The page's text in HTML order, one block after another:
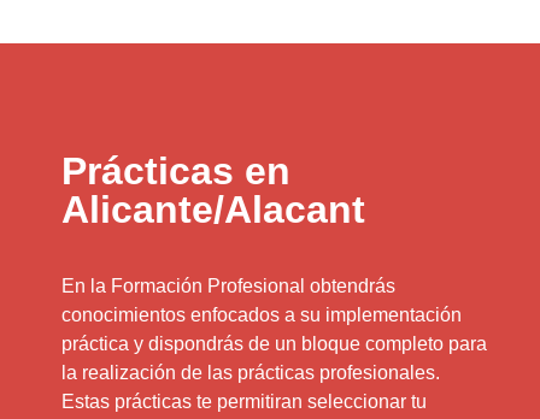
Prácticas en
Alicante/Alacant
En la Formación Profesional obtendrás
conocimientos enfocados a su implementación
práctica y dispondrás de un bloque completo para
la realización de las prácticas profesionales.
Estas prácticas te permitiran seleccionar tu